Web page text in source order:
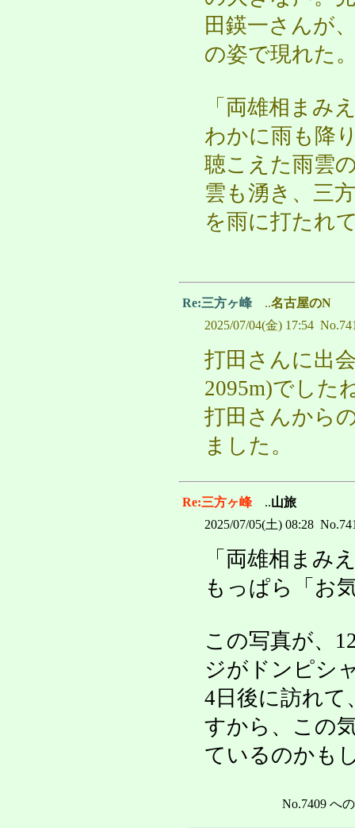
田鍈一さんが
の姿で現れた
「両雄相まみ
わかに雨も降
聴こえた雨雲
雲も湧き、三
を雨に打たれ
Re:三方ヶ峰 ..名古屋のN
2025/07/04(金) 17:54
打田さんに出
2095m)でした
打田さんから
ました。
Re:三方ヶ峰 ..山旅
2025/07/05(土) 08:28
「両雄相まみ
もっぱら「お
この写真が、
ジがドンピシ
4日後に訪れ
すから、この
ているのかも
No.7409 へ